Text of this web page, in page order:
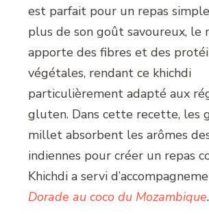
est parfait pour un repas
plus de son goût savoureux, le
apporte des fibres et des
végétales, rendant ce khichdi
particulièrement adapté aux
gluten. Dans cette recette, les
millet absorbent les arômes
indiennes pour créer un repas
Khichdi a servi
Dorade au coco du Mozambique.